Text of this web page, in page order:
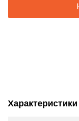
Характеристики